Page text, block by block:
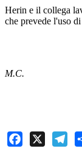
Herin e il collega
che prevede l'uso
M.C.